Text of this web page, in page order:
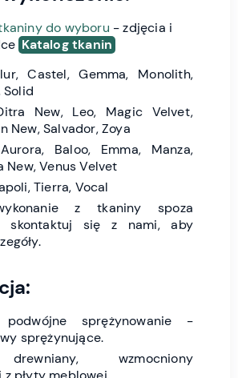
do wyboru - zdjęcia i
Katalog tkanin
Castel, Gemma, Monolith,
Solid
New, Leo, Magic Velvet,
New, Salvador, Zoya
Baloo, Emma, Manza,
New, Venus Velvet
Tierra, Vocal
z tkaniny spoza
skontaktuj się z nami, aby
podwójne sprężynowanie -
sprężynujące.
wzmocniony